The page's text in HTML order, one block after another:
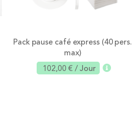
Pack pause café express (40 pers.
max)
102,00 € / Jour